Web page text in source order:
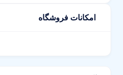
امکانات فروشگاه